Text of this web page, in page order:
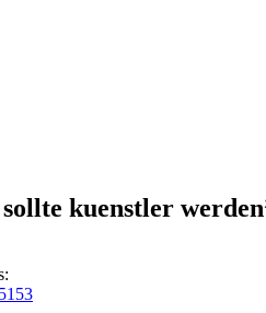
kuenstler werden